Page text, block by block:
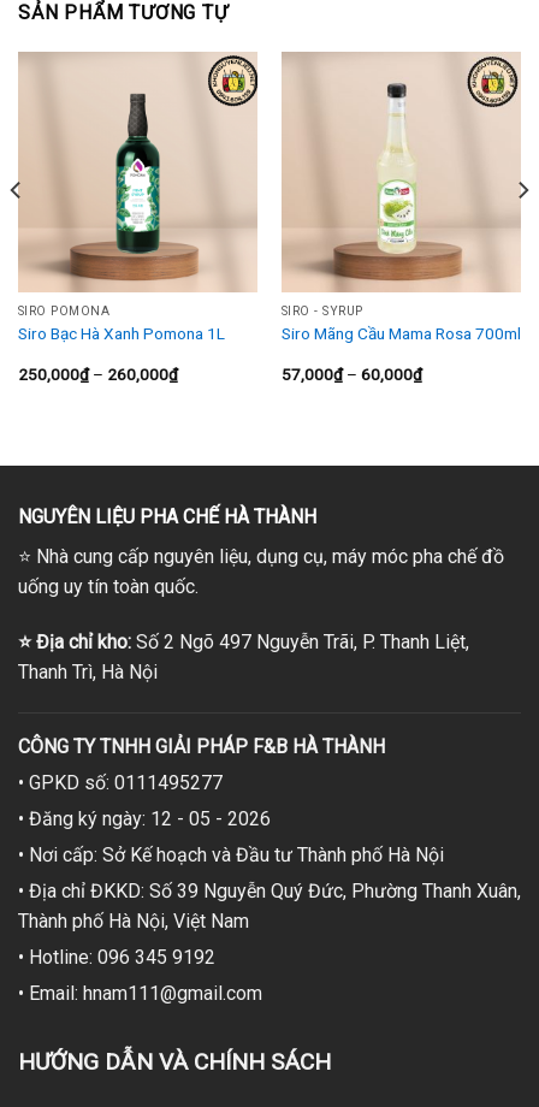
SẢN PHẨM TƯƠNG TỰ
SIRO POMONA
Siro Bạc Hà Xanh Pomona 1L
250,000₫ – 260,000₫Khoảng
giá:
SIRO - SYRUP
Siro Mãng Cầu Mama Rosa 700ml
57,000₫ – 60,000₫Khoảng
giá:
NGUYÊN LIỆU PHA CHẾ HÀ THÀNH
⭐ Nhà cung cấp nguyên liệu, dụng cụ, máy móc pha chế đồ
uống uy tín toàn quốc.
⭐Địa chỉ kho: Số 2 Ngõ 497 Nguyễn Trãi, P. Thanh Liệt,
Thanh Trì, Hà Nội
CÔNG TY TNHH GIẢI PHÁP F&B HÀ THÀNH
• GPKD số: 0111495277
• Đăng ký ngày: 12 - 05 - 2026
• Nơi cấp: Sở Kế hoạch và Đầu tư Thành phố Hà Nội
• Địa chỉ ĐKKD: Số 39 Nguyễn Quý Đức, Phường Thanh Xuân,
Thành phố Hà Nội, Việt Nam
• Hotline: 096 345 9192
• Email: hnam111@gmail.com
HƯỚNG DẪN VÀ CHÍNH SÁCH